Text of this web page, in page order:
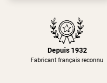
Depuis 1932
Fabricant français reconnu